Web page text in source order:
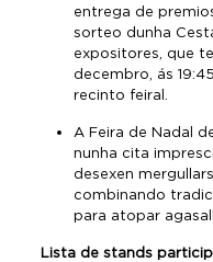
entrega de
sorteo dunha
expositores, que
decembro, ás
recinto feiral.
A Feira de Nadal
nunha cita
desexen
combinando
para atopar
Lista de stands